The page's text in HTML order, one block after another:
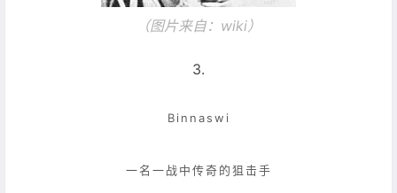
（图片来自：wiki）
3.
Binnaswi
一名一战中传奇的狙击手